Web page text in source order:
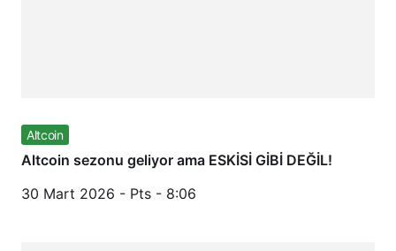
Altcoin
Altcoin sezonu geliyor ama ESKİSİ GİBİ DEĞİL!
30 Mart 2026 - Pts - 8:06